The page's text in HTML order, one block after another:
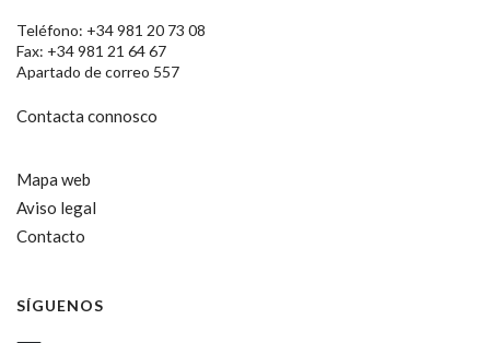
Teléfono: +34 981 20 73 08
Fax: +34 981 21 64 67
Apartado de correo 557
Contacta connosco
Mapa web
Aviso legal
Contacto
SÍGUENOS